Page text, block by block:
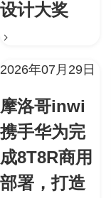
设计大奖
2026年07月29日
摩洛哥inwi
携手华为完
成8T8R商用
部署，打造